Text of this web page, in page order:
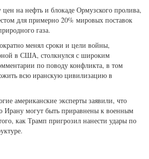
на нефть и блокаде Ормузского пролива,
для примерно 20% мировых поставок
газа.
менял сроки и цели войны,
в США, столкнулся с широким
по поводу конфликта, в том
всю иранскую цивилизацию в
американские эксперты заявили, что
Ирану могут быть приравнены к военным
как Трамп пригрозил нанести удары по